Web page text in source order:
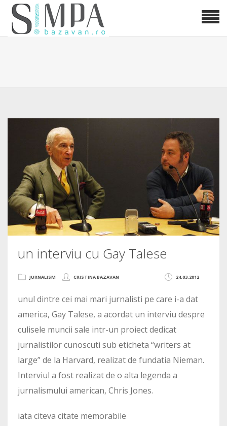
un interviu cu Gay Talese
24.03.2012
JURNALISM CRISTINA BAZAVAN
unul dintre cei mai mari jurnalisti pe care i-a dat
america, Gay Talese, a acordat un interviu despre
culisele muncii sale intr-un proiect dedicat
jurnalistilor cunoscuti sub eticheta “writers at
large” de la Harvard, realizat de fundatia Nieman.
Interviul a fost realizat de o alta legenda a
jurnalismului american, Chris Jones.
iata citeva citate memorabile